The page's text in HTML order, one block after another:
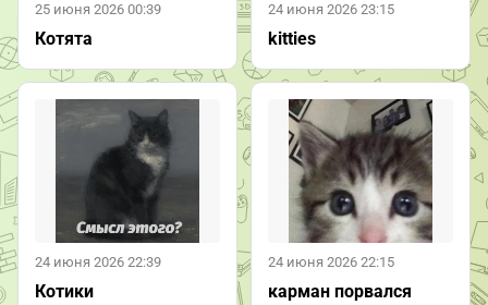
25 июня 2026 00:39
Котята
24 июня 2026 23:15
kitties
24 июня 2026 22:39
Котики
24 июня 2026 22:15
карман порвался